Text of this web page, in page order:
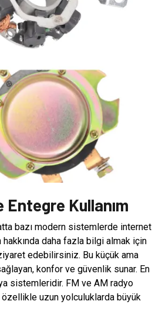
Kullanım
bazı modern sistemlerde internet
daha fazla bilgi almak için
edebilirsiniz. Bu küçük ama
konfor ve güvenlik sunar. En
sistemleridir. FM ve AM radyo
uzun yolculuklarda büyük